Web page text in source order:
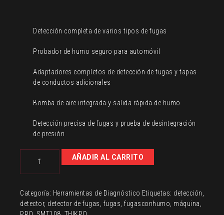
Detección completa de varios tipos de fugas
Probador de humo seguro para automóvil
Adaptadores completos de detección de fugas y tapas
de conductos adicionales
Bomba de aire integrada y salida rápida de humo
Detección precisa de fugas y prueba de desintegración
de presión
detectar
con
humo
AÑADIR AL CARRITO
Categoría: Herramientas de Diagnóstico Etiquetas: detección
detector, detector de fugas fugas fugasconhumo máquina